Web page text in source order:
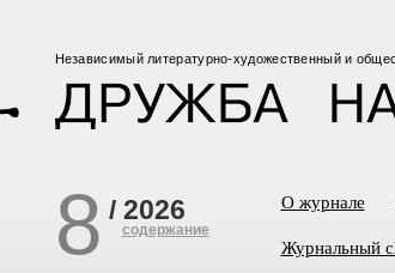
Независимый литературно-художественный и
8 / 2026
содержание
О журнале
Журнальный